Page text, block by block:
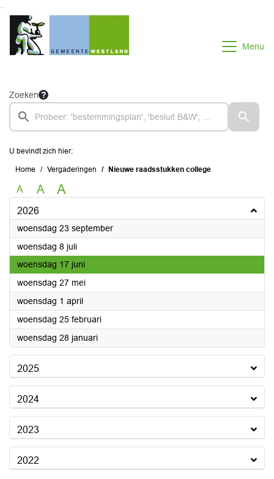
Ga naar de inhoud van deze pagina
Ga naar het zoeken
Ga naar het menu
Menu
Zoeken
U bevindt zich hier:
Home Vergaderingen Nieuwe raadsstukken college
A A A
2026
woensdag 23 september2026
woensdag 8 juli2026
woensdag 17 juni2026
woensdag 27 mei2026
woensdag 1 april2026
woensdag 25 februari2026
woensdag 28 januari2026
2025
2024
2023
2022